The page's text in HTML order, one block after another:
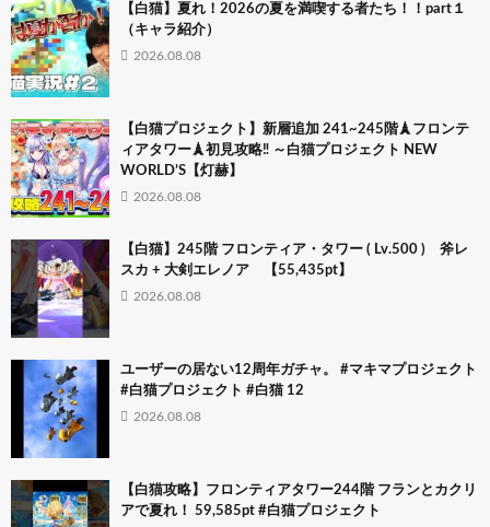
【白猫】夏れ！2026の夏を満喫する者たち！！part１
（キャラ紹介）
2026.08.08
【白猫プロジェクト】新層追加 241~245階🗼フロンテ
ィアタワー🗼初見攻略‼ ～白猫プロジェクト NEW
WORLD’S【灯赫】
2026.08.08
【白猫】245階 フロンティア・タワー ( Lv.500 ) 斧レ
スカ + 大剣エレノア 【55,435pt】
2026.08.08
ユーザーの居ない12周年ガチャ。 #マキマプロジェクト
#白猫プロジェクト #白猫 12
2026.08.08
【白猫攻略】フロンティアタワー244階 フランとカクリ
アで夏れ！ 59,585pt #白猫プロジェクト